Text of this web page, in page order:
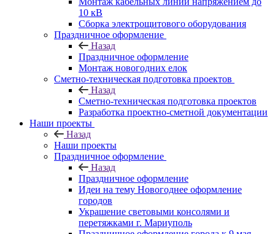
10 кВ
Сборка электрощитового оборудования
Праздничное оформление
Назад
Праздничное оформление
Монтаж новогодних елок
Сметно-техническая подготовка проектов
Назад
Сметно-техническая подготовка проектов
Разработка проектно-сметной документации
Наши проекты
Назад
Наши проекты
Праздничное оформление
Назад
Праздничное оформление
Идеи на тему Новогоднее оформление
городов
Украшение световыми консолями и
перетяжками г. Мариуполь